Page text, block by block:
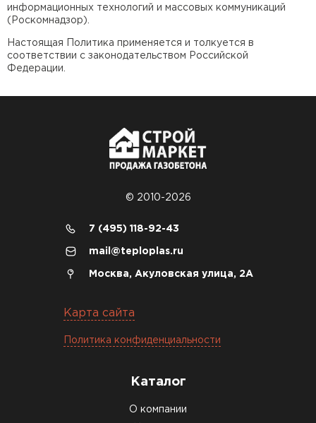
информационных технологий и массовых коммуникаций
(Роскомнадзор).
Настоящая Политика применяется и толкуется в
соответствии с законодательством Российской
Федерации.
© 2010-2026
7 (495) 118-92-43
mail@teploplas.ru
Москва, Акуловская улица, 2А
Карта сайта
Политика конфиденциальности
Каталог
О компании